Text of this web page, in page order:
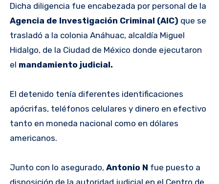
Dicha diligencia fue encabezada por personal de la
Agencia de Investigación Criminal (AIC) que se
trasladó a la colonia Anáhuac, alcaldía Miguel
Hidalgo, de la Ciudad de México donde ejecutaron
el mandamiento judicial.
El detenido tenía diferentes identificaciones
apócrifas, teléfonos celulares y dinero en efectivo
tanto en moneda nacional como en dólares
americanos.
Junto con lo asegurado, Antonio N fue puesto a
disposición de la autoridad judicial en el Centro de